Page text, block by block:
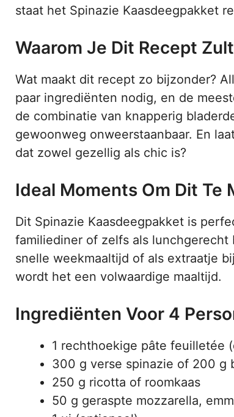
staat het Spinazie Kaasdeegpakket
Waarom Je Dit Recept
Wat maakt dit recept zo bijzonder?
paar ingrediënten nodig, en de
de combinatie van knapperig
gewoonweg onweerstaanbaar. En
dat zowel gezellig als chic is?
Ideal Moments Om Dit Te
Dit Spinazie Kaasdeegpakket is
familiediner of zelfs als
snelle weekmaaltijd of als extraatje
wordt het een volwaardige maaltijd.
Ingrediënten Voor 4
1 rechthoekige pâte feuilletée
300 g verse spinazie of 200 g
250 g ricotta of roomkaas
50 g geraspte mozzarella,